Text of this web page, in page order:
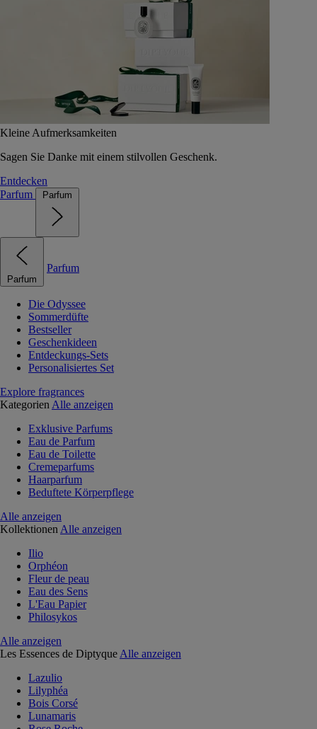
Kleine Aufmerksamkeiten
Sagen Sie Danke mit einem stilvollen Geschenk.
Entdecken
Parfum
Parfum
Parfum
Parfum
Die Odyssee
Sommerdüfte
Bestseller
Geschenkideen
Entdeckungs-Sets
Personalisiertes Set
Explore fragrances
Kategorien Alle anzeigen
Exklusive Parfums
Eau de Parfum
Eau de Toilette
Cremeparfums
Haarparfum
Beduftete Körperpflege
Alle anzeigen
Kollektionen Alle anzeigen
Ilio
Orphéon
Fleur de peau
Eau des Sens
L'Eau Papier
Philosykos
Alle anzeigen
Les Essences de Diptyque Alle anzeigen
Lazulio
Lilyphéa
Bois Corsé
Lunamaris